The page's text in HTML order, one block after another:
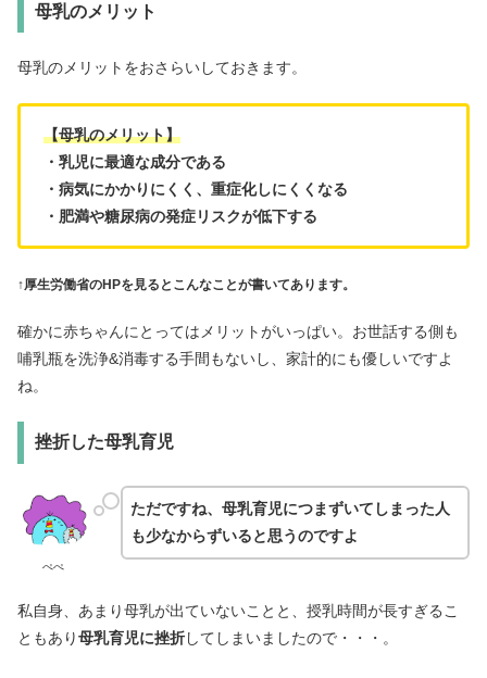
母乳のメリット
母乳のメリットをおさらいしておきます。
【母乳のメリット】
・乳児に最適な成分である
・病気にかかりにくく、重症化しにくくなる
・肥満や糖尿病の発症リスクが低下する
↑厚生労働省のHPを見るとこんなことが書いてあります。
確かに赤ちゃんにとってはメリットがいっぱい。お世話する側も
哺乳瓶を洗浄&消毒する手間もないし、家計的にも優しいですよ
ね。
挫折した母乳育児
ぺぺ
ただですね、母乳育児につまずいてしまった人
も少なからずいると思うのですよ
私自身、あまり母乳が出ていないことと、授乳時間が長すぎるこ
ともあり母乳育児に挫折してしまいましたので・・・。